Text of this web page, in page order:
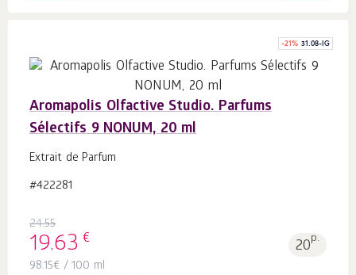
-21% 31.08-IG
Aromapolis Olfactive Studio. Parfums
Sélectifs 9 NONUM, 20 ml
Extrait de Parfum
#422281
24.55
19.63 € 20p.
98.15€ / 100 ml